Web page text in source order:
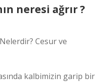
neresi ağrır ?
Cesur ve
kalbimizin garip bir